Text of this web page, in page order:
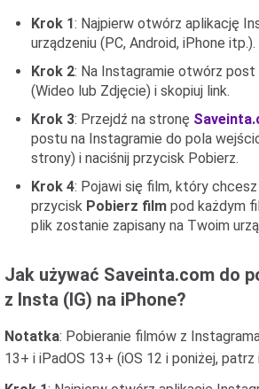
Krok 1: Najpierw otwórz aplikację
urządzeniu (PC, Android, iPhone itp.).
Krok 2: Na Instagramie otwórz post
(Wideo lub Zdjęcie) i skopiuj link.
Krok 3: Przejdź na stronę
postu na Instagramie do pola
strony) i naciśnij przycisk Pobierz.
Krok 4: Pojawi się film, który
przycisk Pobierz film pod każdym
plik zostanie zapisany na Twoim
Jak używać Saveinta.com do
z Insta (IG) na iPhone?
Notatka: Pobieranie filmów z
13+ i iPadOS 13+ (iOS 12 i poniżej,